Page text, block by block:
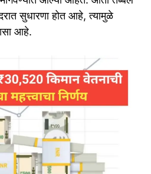
सुधारणा होत आहे, त्यामुळे
आहे.